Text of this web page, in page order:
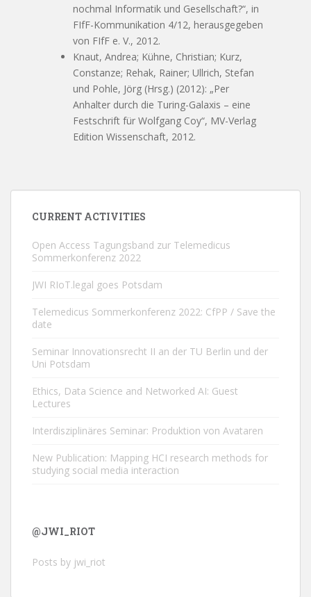
nochmal Informatik und Gesellschaft?“, in
FIfF-Kommunikation 4/12, herausgegeben
von FIfF e. V., 2012.
Knaut, Andrea; Kühne, Christian; Kurz,
Constanze; Rehak, Rainer; Ullrich, Stefan
und Pohle, Jörg (Hrsg.) (2012): „Per
Anhalter durch die Turing-Galaxis – eine
Festschrift für Wolfgang Coy“, MV-Verlag
Edition Wissenschaft, 2012.
CURRENT ACTIVITIES
Open Access Tagungsband zur Telemedicus
Sommerkonferenz 2022
JWI RIoT.legal goes Potsdam
Telemedicus Sommerkonferenz 2022: CfPP / Save the
date
Seminar Innovationsrecht II an der TU Berlin und der
Uni Potsdam
Ethics, Data Science and Networked AI: Guest
Lectures
Interdisziplinäres Seminar: Produktion von Avataren
New Publication: Mapping HCI research methods for
studying social media interaction
@JWI_RIOT
Posts by jwi_riot